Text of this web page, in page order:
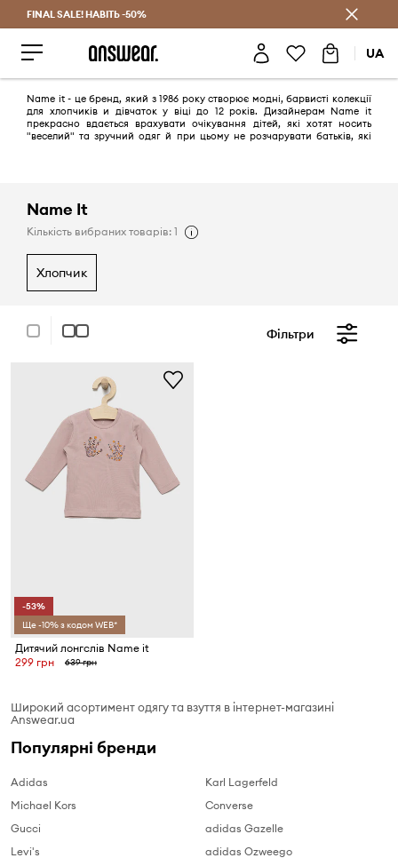
Заощаджуй з Answear Club
FINAL SALE! НАВІТЬ -50%
UA
Name it - це бренд, який з 1986 року створює модні, барвисті колекції
для хлопчиків и дівчаток у віці до 12 років. Дизайнерам Name it
прекрасно вдається врахувати очікування дітей, які хотят носить
"веселий" та зручний одяг й при цьому не розчарувати батьків, які
Name It
Кількість вибраних товарів: 1
хлопчик
Фільтри
-53%
Ще -10% з кодом WEB*
Дитячий лонгслів Name it
299 грн
639 грн
Широкий асортимент одягу та взуття в інтернет-магазині
Answear.ua
Популярні бренди
Adidas
Michael Kors
Gucci
Levi's
Karl Lagerfeld
Converse
adidas Gazelle
adidas Ozweego